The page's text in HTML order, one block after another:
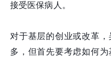
接受医保病人。
对于基层的创业或改革
多，但首先要考虑如何